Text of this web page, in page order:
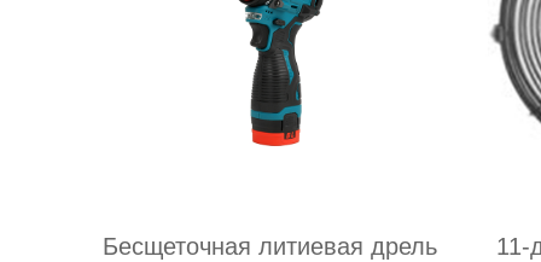
Бесщеточная литиевая дрель
11-